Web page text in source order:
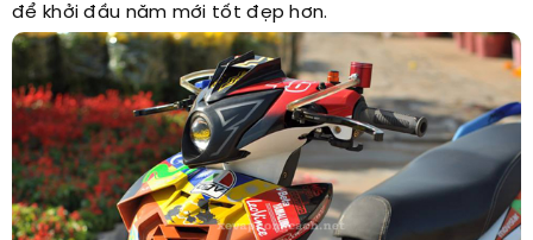
để khởi đầu năm mới tốt đẹp hơn.